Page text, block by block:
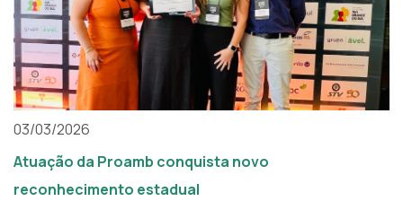
03/03/2026
Atuação da Proamb conquista novo
reconhecimento estadual